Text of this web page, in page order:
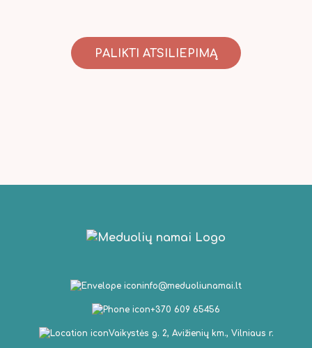
PALIKTI ATSILIEPIMĄ
info@meduoliunamai.lt
+370 609 65456
Vaikystės g. 2, Avižienių km., Vilniaus r.